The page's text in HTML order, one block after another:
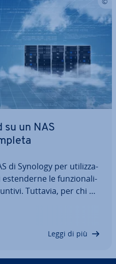
su un NAS
di Synology per uti­liz­za­
esten­der­ne le fun­zio­na­li­
Tuttavia, per chi è
una sfida. In questo
Leggi di più